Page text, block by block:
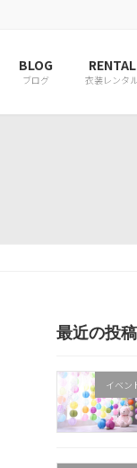
BLOG
ブログ
RENTAL
衣装レンタル
最近の投稿
イベン